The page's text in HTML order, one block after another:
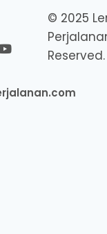
© 2025
Reserved.